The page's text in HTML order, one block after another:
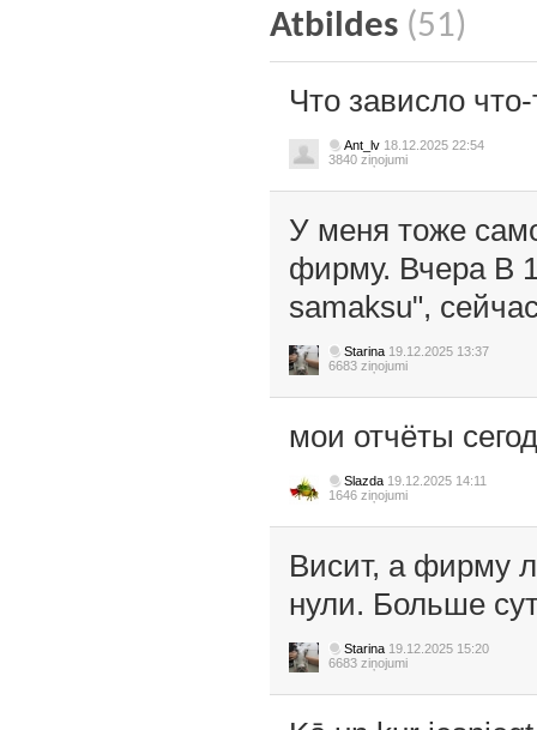
Atbildes (51)
Что зависло
Ant_lv 18.12.2025 22:54
3840 ziņojumi
У меня тоже
фирму. Вчера В
samaksu",
Starina 19.12.2025 13:37
6683 ziņojumi
мои отчёты
Slazda 19.12.2025 14:11
1646 ziņojumi
Висит, а фирму
нули. Больше
Starina 19.12.2025 15:20
6683 ziņojumi